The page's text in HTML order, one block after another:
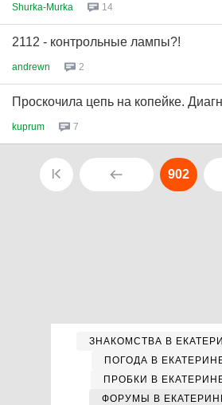
Shurka-Murka 14
2112 - контрольные лампы?!
andrewn 2
Проскочила цепь на копейке.
kuprum 7
902
ЗНАКОМСТВА В
ПОГОДА В
ПРОБКИ В
ФОРУМЫ В